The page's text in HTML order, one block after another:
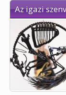
Az igazi